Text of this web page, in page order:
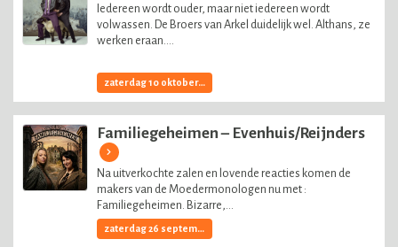
Iedereen wordt ouder, maar niet iedereen wordt
volwassen. De Broers van Arkel duidelijk wel. Althans, ze
werken eraan....
zaterdag 10 oktober, 2026
Familiegeheimen – Evenhuis/Reijnders
Na uitverkochte zalen en lovende reacties komen de
makers van de Moedermonologen nu met :
Familiegeheimen. Bizarre,...
zaterdag 26 september, 2026